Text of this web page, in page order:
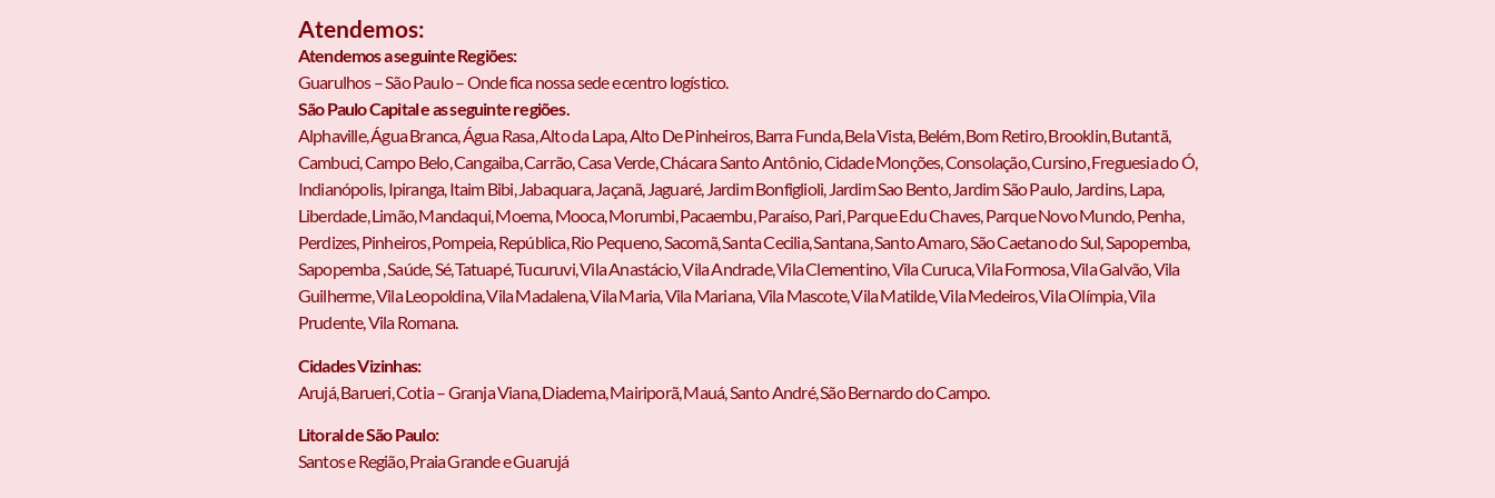
Atendemos:
Atendemos a seguinte Regiões:
Guarulhos – São Paulo – Onde fica nossa sede e centro logístico.
São Paulo Capital e as seguinte regiões.
Alphaville, Água Branca, Água Rasa, Alto da Lapa, Alto De Pinheiros, Barra Funda, Bela Vista, Belém, Bom Retiro, Brooklin, Butantã,
Cambuci, Campo Belo, Cangaiba, Carrão, Casa Verde, Chácara Santo Antônio, Cidade Monções, Consolação, Cursino, Freguesia do Ó,
Indianópolis, Ipiranga, Itaim Bibi, Jabaquara, Jaçanã, Jaguaré, Jardim Bonfiglioli, Jardim Sao Bento, Jardim São Paulo, Jardins, Lapa,
Liberdade, Limão, Mandaqui, Moema, Mooca, Morumbi, Pacaembu, Paraíso, Pari, Parque Edu Chaves, Parque Novo Mundo, Penha,
Perdizes, Pinheiros, Pompeia, República, Rio Pequeno, Sacomã, Santa Cecilia, Santana, Santo Amaro, São Caetano do Sul, Sapopemba,
Sapopemba , Saúde, Sé, Tatuapé, Tucuruvi, Vila Anastácio, Vila Andrade, Vila Clementino, Vila Curuca, Vila Formosa, Vila Galvão, Vila
Guilherme, Vila Leopoldina, Vila Madalena, Vila Maria, Vila Mariana, Vila Mascote, Vila Matilde, Vila Medeiros, Vila Olímpia, Vila
Prudente, Vila Romana.
Cidades Vizinhas:
Arujá, Barueri, Cotia – Granja Viana, Diadema, Mairiporã, Mauá, Santo André, São Bernardo do Campo.
Litoral de São Paulo:
Santos e Região, Praia Grande e Guarujá